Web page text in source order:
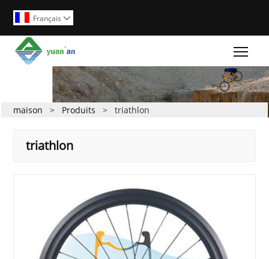
Français 
maison > Produits > triathlon
triathlon